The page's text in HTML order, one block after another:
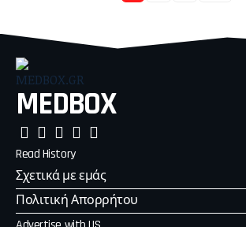
MEDBOX
Read History
Σχετικά με εμάς
Πολιτική Απορρήτου